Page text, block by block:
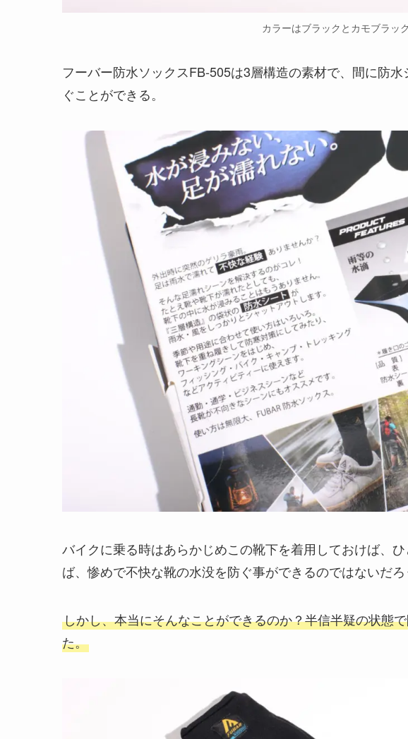
カラーはブラックとカモブラッ
フーバー防水ソックスFB-505は3層構造の素材で、間に防
ぐことができる。
バイクに乗る時はあらかじめこの靴下を着用しておけば、
ば、惨めで不快な靴の水没を防ぐ事ができるのではないだろ
しかし、本当にそんなことができるのか？半信半疑の状態
た。